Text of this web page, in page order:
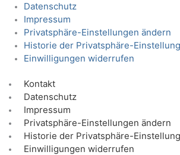
Datenschutz
Impressum
Privatsphäre-Einstellungen ändern
Historie der Privatsphäre-
Einwilligungen widerrufen
Kontakt
Datenschutz
Impressum
Privatsphäre-Einstellungen ändern
Historie der Privatsphäre-
Einwilligungen widerrufen